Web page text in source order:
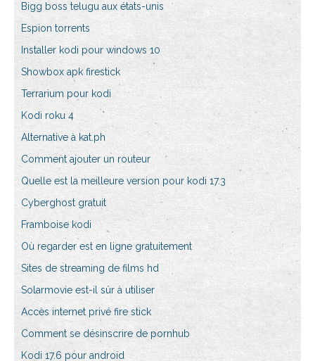
Bigg boss telugu aux états-unis
Espion torrents
Installer kodi pour windows 10
Showbox apk firestick
Terrarium pour kodi
Kodi roku 4
Alternative à kat.ph
Comment ajouter un routeur
Quelle est la meilleure version pour kodi 17.3
Cyberghost gratuit
Framboise kodi
Où regarder est en ligne gratuitement
Sites de streaming de films hd
Solarmovie est-il sûr à utiliser
Accès internet privé fire stick
Comment se désinscrire de pornhub
Kodi 17.6 pour android